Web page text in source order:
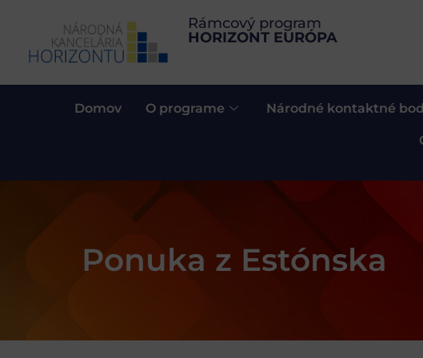
Rámcový program
HORIZONT EURÓPA
Domov O programe Národné kontaktné
Ponuka z Estónska